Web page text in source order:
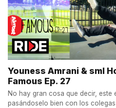
Youness Amrani & sml
Famous Ep. 27
No hay gran cosa que decir, este
pasándoselo bien con los